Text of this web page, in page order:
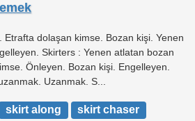
dolaşan kimse. Bozan kişi. Yenen
Skirters : Yenen atlatan bozan
Önleyen. Bozan kişi. Engelleyen.
Uzanmak. S...
skirt along skirt chaser